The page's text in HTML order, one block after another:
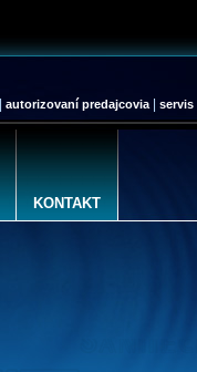
KONTAKT
autorizovaní predajcovia| servis